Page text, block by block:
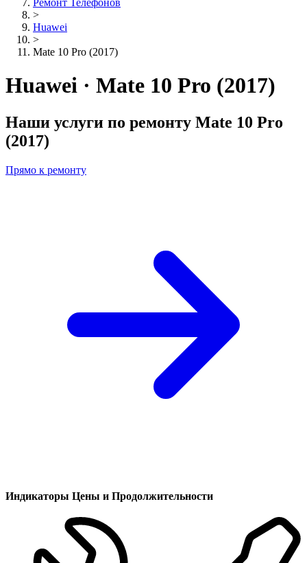
Ремонт Телефонов
>
Huawei
>
Mate 10 Pro (2017)
Huawei · Mate 10 Pro (2017)
Наши услуги по ремонту Mate 10 Pro
(2017)
Прямо к ремонту
Индикаторы Цены и Продолжительности